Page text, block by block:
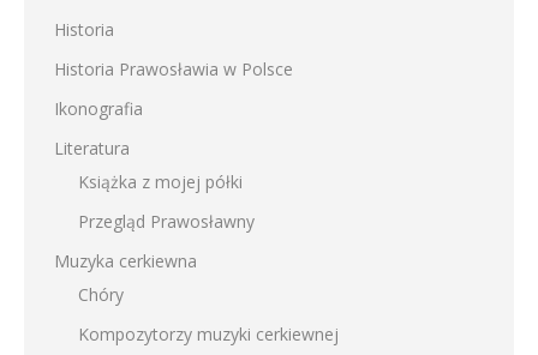
Historia
Historia Prawosławia w Polsce
Ikonografia
Literatura
Książka z mojej półki
Przegląd Prawosławny
Muzyka cerkiewna
Chóry
Kompozytorzy muzyki cerkiewnej